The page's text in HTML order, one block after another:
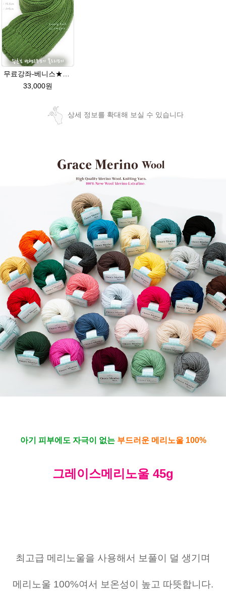
33,000원
상세 정보를 확대해 보실 수 있습니다
아기 피부에도 자극이 없는 부드러운 메리노울 100%
그레이스메리노울 45g
최고급 메리노울을 사용해서 보풀이 덜 생기며
메리노울 100%여서 보온성이 높고 따뜻합니다.